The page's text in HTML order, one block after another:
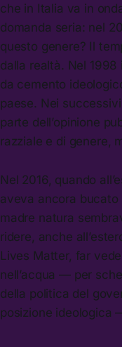
che in Italia va in
domanda seria: nel
questo genere? Il
dalla realtà. Nel
da cemento
paese. Nei
parte dell’opinione
razziale e di genere,
Nel 2016, quando
aveva ancora
madre natura
ridere, anche
Lives Matter, far
nell’acqua — per
della politica del
posizione ideologica